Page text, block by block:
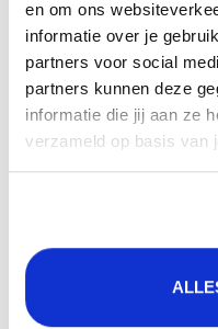
en om ons
informatie over je
partners voor social
partners kunnen deze
informatie die jij aan ze
verzameld op basis van
Heb je wel een warm
en heb je ook bijna
een Combi (Extra)
beter kiezen voor
boiler.
Elk Selsiuz kokend
volgende items: